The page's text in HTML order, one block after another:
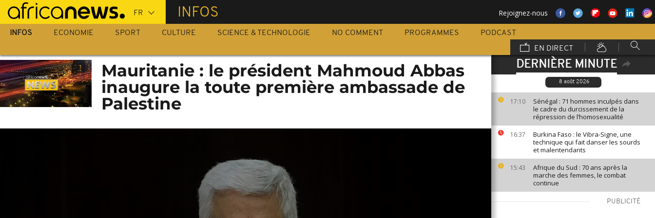
Passer
au
contenu
INFOS Rejoignez-nous
INFOS ECONOMIE SPORT CULTURE SCIENCE & TECHNOLOGIE NO COMMENT PROGRAMMES
PODCAST
EN DIRECT
DERNIÈRE MINUTE
8 août 2026
17:10
Sénégal : 71 hommes inculpés dans
le cadre du durcissement de la
répression de l’homosexualité
16:37
Burkina Faso : le Vibra-Signe, une
technique qui fait danser les sourds
et malentendants
15:43
Afrique du Sud : 70 ans après la
marche des femmes, le combat
continue
PUBLICITÉ
Mauritanie : le président Mahmoud Abbas
inaugure la toute première ambassade de
Palestine